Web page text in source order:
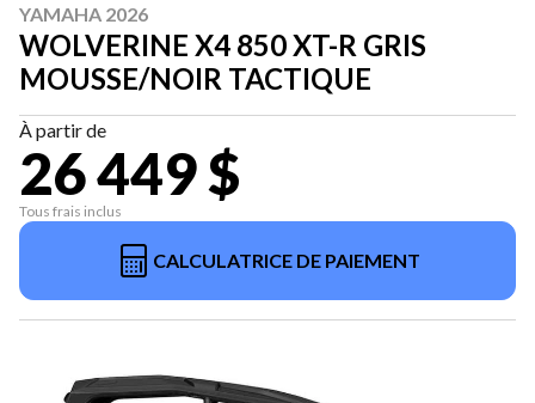
YAMAHA 2026
WOLVERINE X4 850 XT-R GRIS
MOUSSE/NOIR TACTIQUE
À partir de
26 449 $
Tous frais inclus
CALCULATRICE DE PAIEMENT